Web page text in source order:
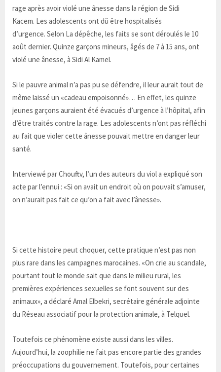
rage après avoir violé une ânesse dans la région de Sidi
Kacem. Les adolescents ont dû être hospitalisés
d’urgence. Selon La dépêche, les faits se sont déroulés le 10
août dernier. Quinze garçons mineurs, âgés de 7 à 15 ans, ont
violé une ânesse, à Sidi Al Kamel.
Si le pauvre animal n’a pas pu se défendre, il leur aurait tout de
même laissé un «cadeau empoisonné»… En effet, les quinze
jeunes garçons auraient été évacués d’urgence à l’hôpital, afin
d’être traités contre la rage. Les adolescents n’ont pas réfléchi
au fait que violer cette ânesse pouvait mettre en danger leur
santé.
Interviewé par Chouftv, l’un des auteurs du viol a expliqué son
acte par l’ennui : «Si on avait un endroit où on pouvait s’amuser,
on n’aurait pas fait ce qu’on a fait avec l’ânesse».
Si cette histoire peut choquer, cette pratique n’est pas non
plus rare dans les campagnes marocaines. «On crie au scandale,
pourtant tout le monde sait que dans le milieu rural, les
premières expériences sexuelles se font souvent sur des
animaux», a déclaré Amal Elbekri, secrétaire générale adjointe
du Réseau associatif pour la protection animale, à Telquel.
Toutefois ce phénomène existe aussi dans les villes.
Aujourd’hui, la zoophilie ne fait pas encore partie des grandes
préoccupations du gouvernement. Toutefois, pour certaines